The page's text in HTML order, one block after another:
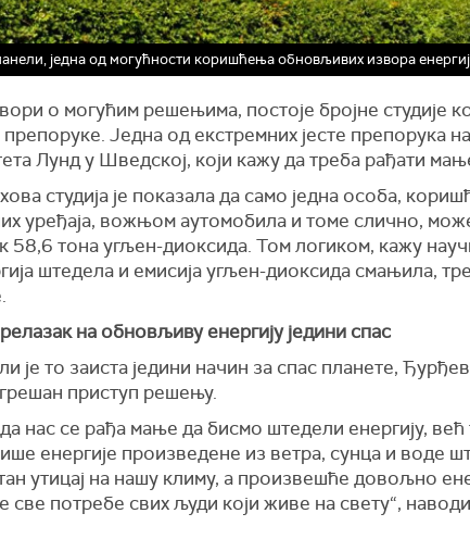
једна од могућности коришћења обновљивих извора
о могућим решењима, постоје бројне студије
Једна од екстремних јесте препорука
Лунд у Шведској, који кажу да треба рађати
студија је показала да само једна особа,
уређаја, вожњом аутомобила и томе слично,
58,6 тона угљен-диоксида. Том логиком, кажу
штедела и емисија угљен-диоксида смањила,
на обновљиву енергију једини спас
је то заиста једини начин за спас планете,
приступ решењу.
нас се рађа мање да бисмо штедели енергију, већ
енергије произведене из ветра, сунца и воде
утицај на нашу климу, а произвешће довољно
све потребе свих људи који живе на свету“,